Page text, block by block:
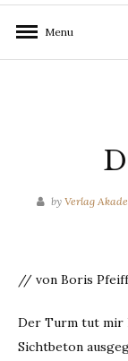
Menu
by Verlag
// von Boris
Der Turm tut mir
Sichtbeton